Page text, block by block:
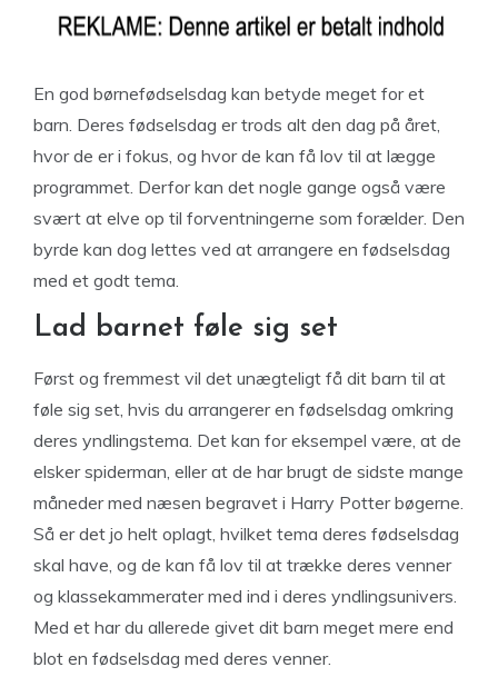
En god børnefødselsdag kan betyde meget for et
barn. Deres fødselsdag er trods alt den dag på året,
hvor de er i fokus, og hvor de kan få lov til at lægge
programmet. Derfor kan det nogle gange også være
svært at elve op til forventningerne som forælder. Den
byrde kan dog lettes ved at arrangere en fødselsdag
med et godt tema.
Lad barnet føle sig set
Først og fremmest vil det unægteligt få dit barn til at
føle sig set, hvis du arrangerer en fødselsdag omkring
deres yndlingstema. Det kan for eksempel være, at de
elsker spiderman, eller at de har brugt de sidste mange
måneder med næsen begravet i Harry Potter bøgerne.
Så er det jo helt oplagt, hvilket tema deres fødselsdag
skal have, og de kan få lov til at trække deres venner
og klassekammerater med ind i deres yndlingsunivers.
Med et har du allerede givet dit barn meget mere end
blot en fødselsdag med deres venner.